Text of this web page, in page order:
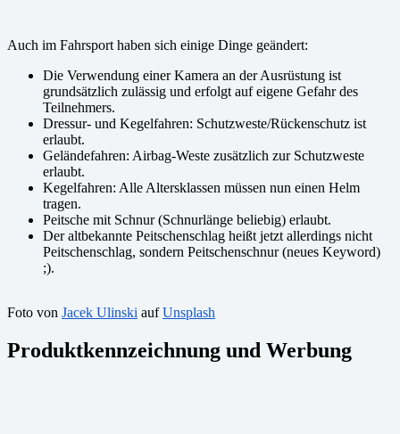
Auch im Fahrsport haben sich einige Dinge geändert:
Die Verwendung einer Kamera an der Ausrüstung ist
grundsätzlich zulässig und erfolgt auf eigene Gefahr des
Teilnehmers.
Dressur- und Kegelfahren: Schutzweste/Rückenschutz ist
erlaubt.
Geländefahren: Airbag-Weste zusätzlich zur Schutzweste
erlaubt.
Kegelfahren: Alle Altersklassen müssen nun einen Helm
tragen.
Peitsche mit Schnur (Schnurlänge beliebig) erlaubt.
Der altbekannte Peitschenschlag heißt jetzt allerdings nicht
Peitschenschlag, sondern Peitschenschnur (neues Keyword)
;).
Foto von Jacek Ulinski aufUnsplash
Produktkennzeichnung und Werbung